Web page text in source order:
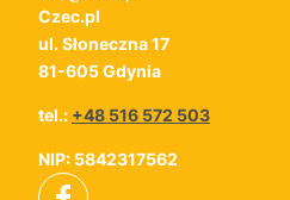
Czec.pl
ul. Słoneczna 17
81-605 Gdynia
tel.: +48 516 572 503
NIP: 5842317562